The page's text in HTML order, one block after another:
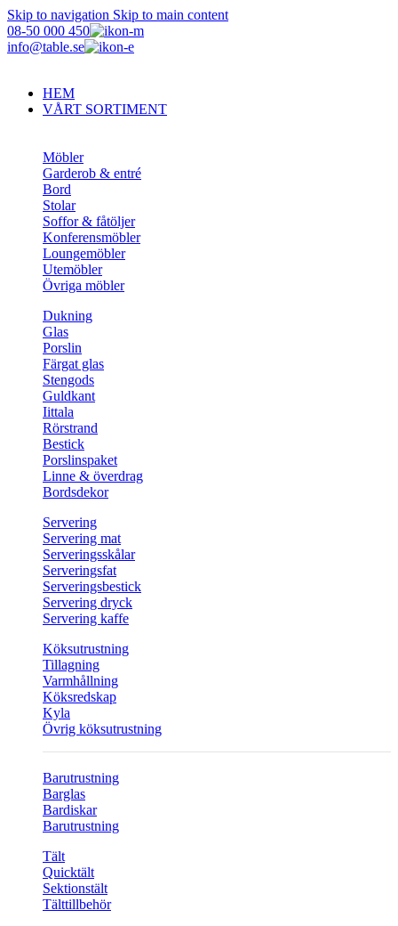
Skip to navigation Skip to main content
08-50 000 450
info@table.se
HEM
VÅRT SORTIMENT
Möbler
Garderob & entré
Bord
Stolar
Soffor & fåtöljer
Konferensmöbler
Loungemöbler
Utemöbler
Övriga möbler
Dukning
Glas
Porslin
Färgat glas
Stengods
Guldkant
Iittala
Rörstrand
Bestick
Porslinspaket
Linne & överdrag
Bordsdekor
Servering
Servering mat
Serveringsskålar
Serveringsfat
Serveringsbestick
Servering dryck
Servering kaffe
Köksutrustning
Tillagning
Varmhållning
Köksredskap
Kyla
Övrig köksutrustning
Barutrustning
Barglas
Bardiskar
Barutrustning
Tält
Quicktält
Sektionstält
Tälttillbehör